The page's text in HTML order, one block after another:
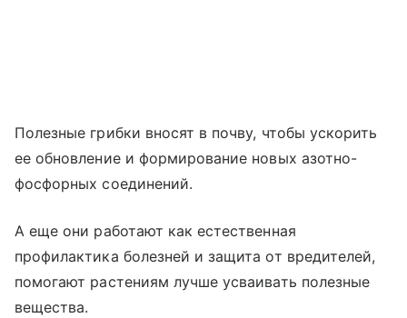
Полезные грибки вносят в почву, чтобы ускорить
ее обновление и формирование новых азотно-
фосфорных соединений.
А еще они работают как естественная
профилактика болезней и защита от вредителей,
помогают растениям лучше усваивать полезные
вещества.